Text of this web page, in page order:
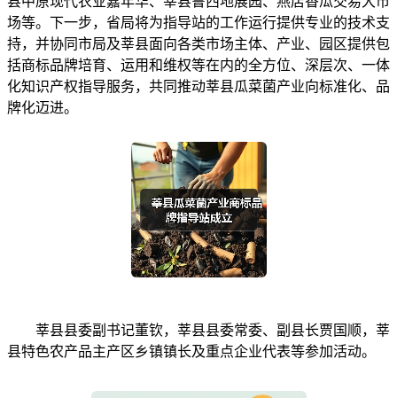
场等。下一步，省局将为指导站的工作运行提供专业的技术支
持，并协同市局及莘县面向各类市场主体、产业、园区提供包
括商标品牌培育、运用和维权等在内的全方位、深层次、一体
化知识产权指导服务，共同推动莘县瓜菜菌产业向标准化、品
牌化迈进。
莘县县委副书记董钦，莘县县委常委、副县长贾国顺，莘
县特色农产品主产区乡镇镇长及重点企业代表等参加活动。